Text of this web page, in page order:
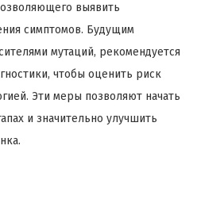
выявить
симптомов. Будущим
мутаций, рекомендуется
чтобы оценить риск
Эти меры позволяют начать
и значительно улучшить